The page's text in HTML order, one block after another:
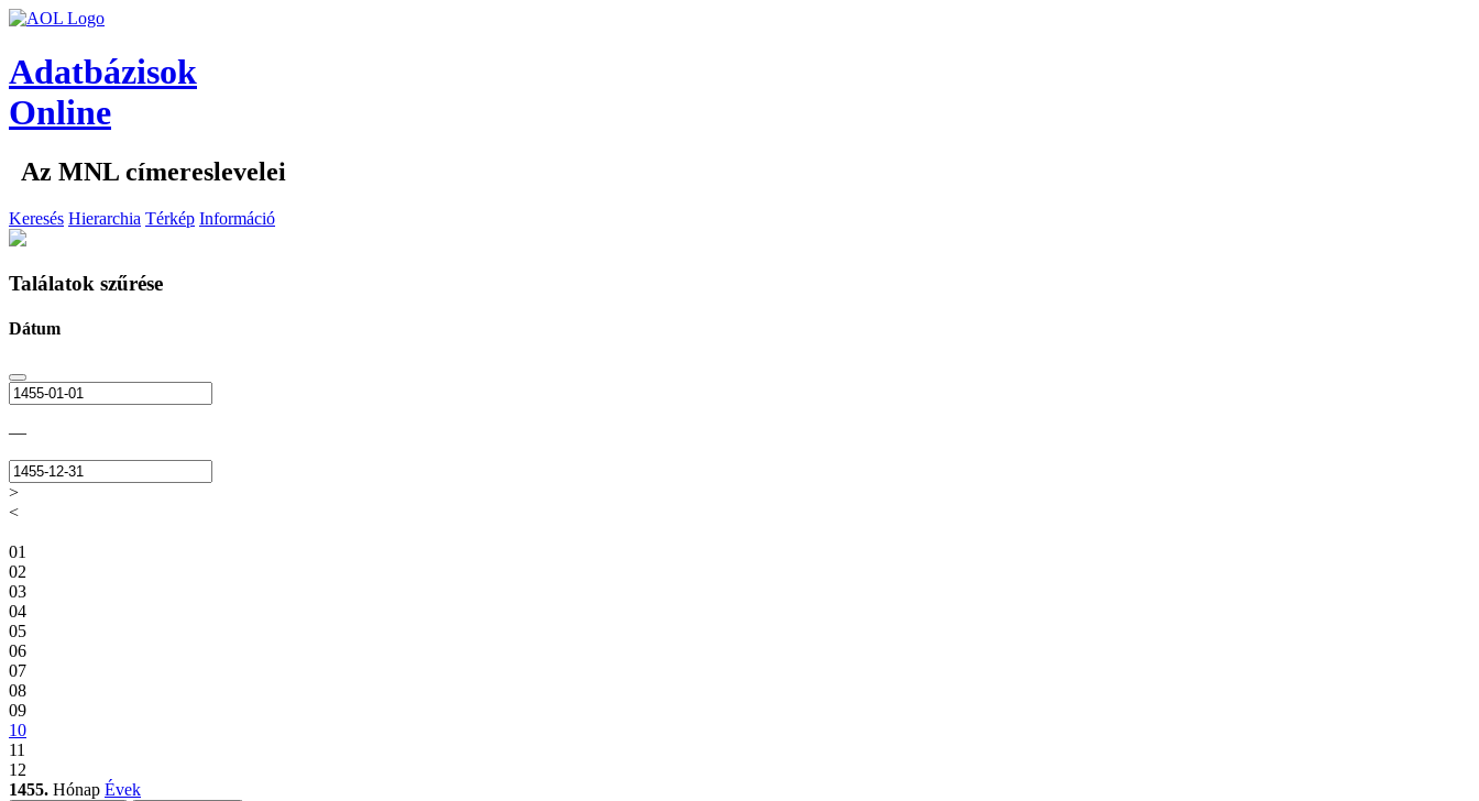
Adatbázisok
Online
Az MNL címereslevelei
Keresés Hierarchia Térkép Információ
Találatok szűrése
Dátum
—
>
<
01
02
03
04
05
06
07
08
09
10
11
12
1455. Hónap Évek